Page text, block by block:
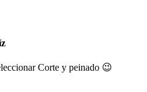
Corte y peinado 😉